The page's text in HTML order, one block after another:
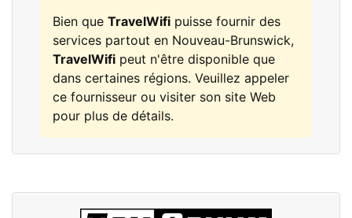
Bien que TravelWifi puisse fournir des
services partout en Nouveau-Brunswick,
TravelWifi peut n'être disponible que
dans certaines régions. Veuillez appeler
ce fournisseur ou visiter son site Web
pour plus de détails.